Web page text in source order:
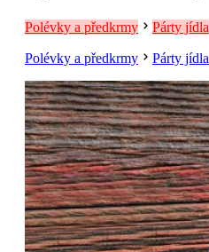
Polévky a předkrmy Párty jídla
Polévky a předkrmy Párty jídla